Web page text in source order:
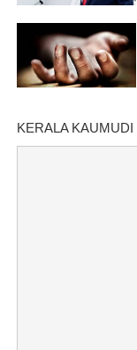
KERALA KAUMUDI